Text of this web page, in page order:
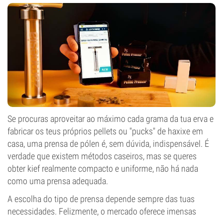
Se procuras aproveitar ao máximo cada grama da tua erva e
fabricar os teus próprios pellets ou "pucks" de haxixe em
casa, uma prensa de pólen é, sem dúvida, indispensável. É
verdade que existem métodos caseiros, mas se queres
obter kief realmente compacto e uniforme, não há nada
como uma prensa adequada.
A escolha do tipo de prensa depende sempre das tuas
necessidades. Felizmente, o mercado oferece imensas